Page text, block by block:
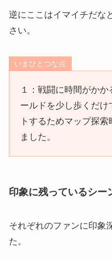
逆にここはイマイチだな
さい。
いまひとつな点
１：戦闘に時間がか
ールドを少し歩くだ
トするためマップ探
ました。
印象に残っているシー
それぞれのファンに印象
た。